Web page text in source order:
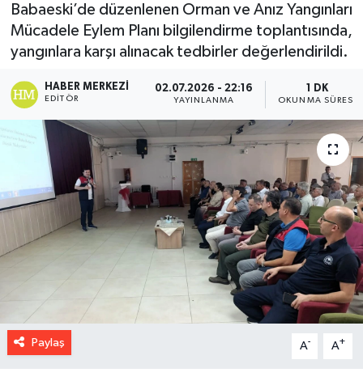
Babaeski’de düzenlenen Orman ve Anız Yangınları
Mücadele Eylem Planı bilgilendirme toplantısında,
yangınlara karşı alınacak tedbirler değerlendirildi.
HABER MERKEZI
EDITÖR
02.07.2026 - 22:16
YAYINLANMA
1 DK
OKUNMA SÜRESI
Paylaş A- A+
Siyaset
Spor
Kültür Sanat
Magazin
Medya
Sağlık
Tüm Manşetler
Son Dakika Haberleri
Haber Arşivi